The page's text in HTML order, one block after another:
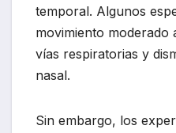
temporal. Algunos
movimiento moderado
vías respiratorias y
nasal.
Sin embargo, los